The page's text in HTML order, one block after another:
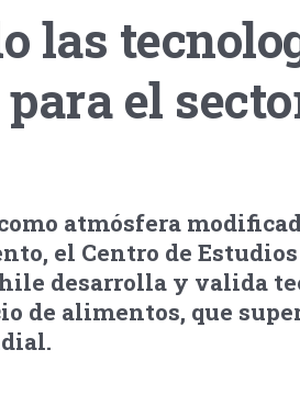
las
el
atmósfera
el Centro de Estudios
desarrolla y valida
de alimentos, que